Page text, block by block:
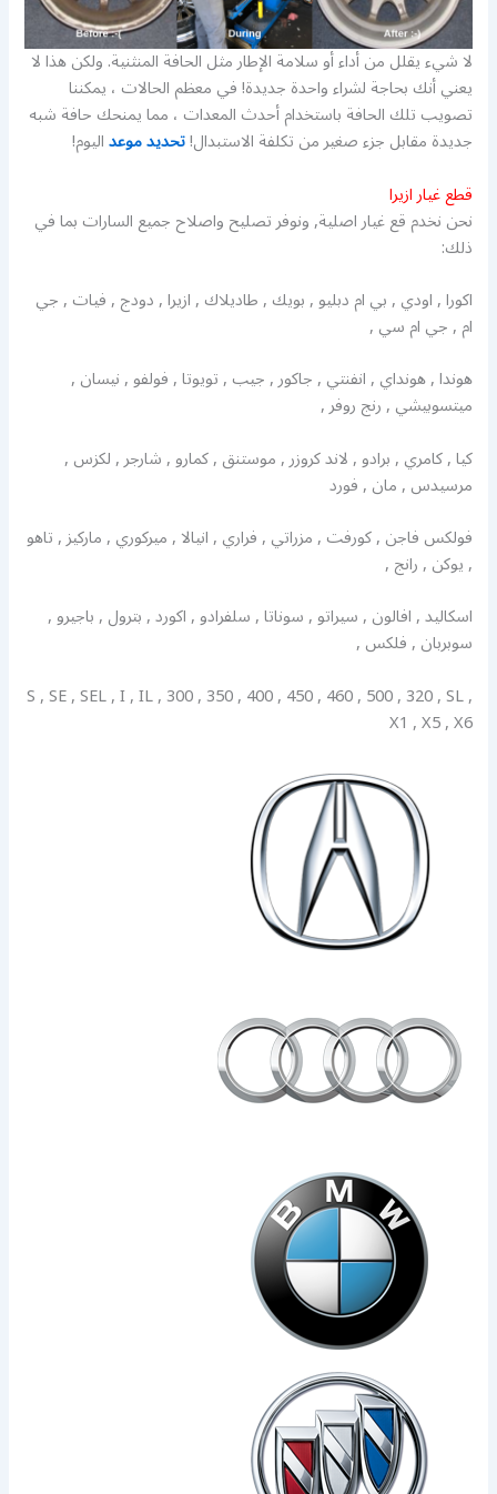
لا شيء يقلل من أداء أو سلامة الإطار مثل الحافة المنثنية. ولكن هذا لا
يعني أنك بحاجة لشراء واحدة جديدة! في معظم الحالات ، يمكننا
تصويب تلك الحافة باستخدام أحدث المعدات ، مما يمنحك حافة شبه
جديدة مقابل جزء صغير من تكلفة الاستبدال!تحديد موعداليوم!
قطع غيار ازيرا
نحن نخدم قع غيار اصلية, ونوفر تصليح واصلاح جميع السارات بما في
ذلك:
اكورا , اودي , بي ام دبليو , بويك , طاديلاك , ازيرا , دودج , فيات , جي
ام , جي ام سي ,
هوندا , هونداي , انفنتي , جاكور , جيب , تويوتا , فولفو , نيسان ,
ميتسوبيشي , رنج روفر ,
كيا , كامري , برادو , لاند كروزر , موستنق , كمارو , شارجر , لكزس ,
مرسيدس , مان , فورد
فولكس فاجن , كورفت , مزراتي , فراري , انيالا , ميركوري , ماركيز , تاهو
, يوكن , رانج ,
اسكاليد , افالون , سيراتو , سوناتا , سلفرادو , اكورد , بترول , باجيرو ,
سوبربان , فلكس ,
S , SE , SEL , I , IL , 300 , 350 , 400 , 450 , 460 , 500 , 320 , SL ,
X1 , X5 , X6